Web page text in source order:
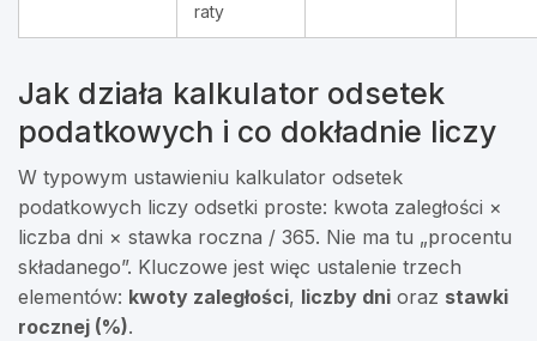
raty
Jak działa kalkulator odsetek
podatkowych i co dokładnie liczy
W typowym ustawieniu kalkulator odsetek
podatkowych liczy odsetki proste: kwota zaległości ×
liczba dni × stawka roczna / 365. Nie ma tu „procentu
składanego”. Kluczowe jest więc ustalenie trzech
elementów: kwoty zaległości, liczby dni oraz stawki
rocznej (%).